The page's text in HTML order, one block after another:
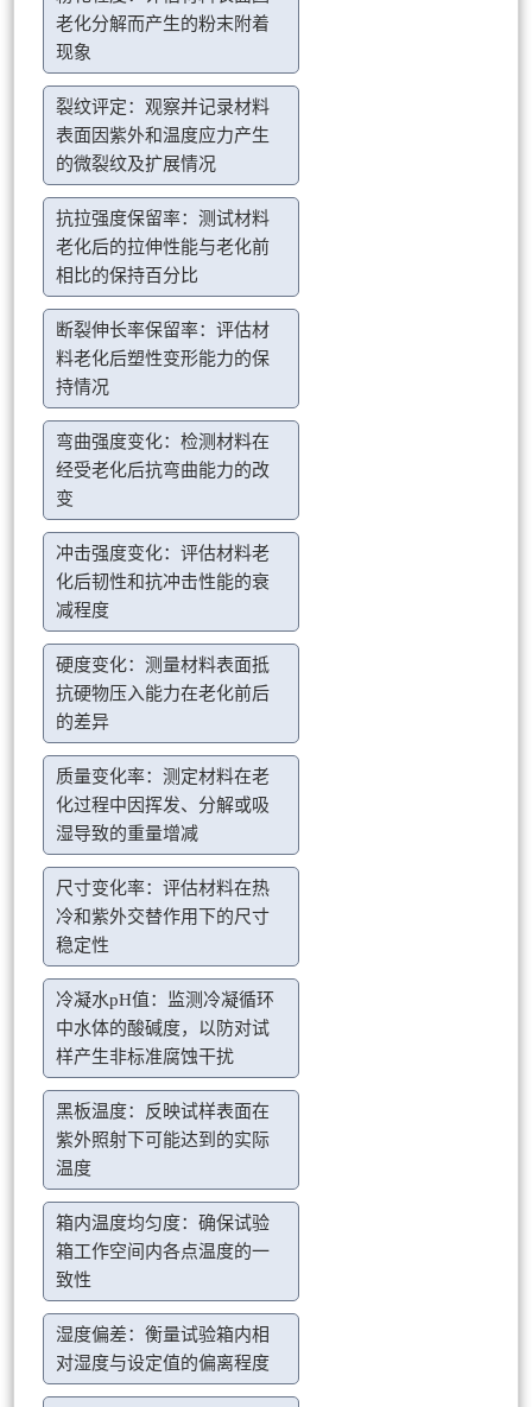
老化分解而产生的粉末附着
现象
裂纹评定：观察并记录材料
表面因紫外和温度应力产生
的微裂纹及扩展情况
抗拉强度保留率：测试材料
老化后的拉伸性能与老化前
相比的保持百分比
断裂伸长率保留率：评估材
料老化后塑性变形能力的保
持情况
弯曲强度变化：检测材料在
经受老化后抗弯曲能力的改
变
冲击强度变化：评估材料老
化后韧性和抗冲击性能的衰
减程度
硬度变化：测量材料表面抵
抗硬物压入能力在老化前后
的差异
质量变化率：测定材料在老
化过程中因挥发、分解或吸
湿导致的重量增减
尺寸变化率：评估材料在热
冷和紫外交替作用下的尺寸
稳定性
冷凝水pH值：监测冷凝循环
中水体的酸碱度，以防对试
样产生非标准腐蚀干扰
黑板温度：反映试样表面在
紫外照射下可能达到的实际
温度
箱内温度均匀度：确保试验
箱工作空间内各点温度的一
致性
湿度偏差：衡量试验箱内相
对湿度与设定值的偏离程度